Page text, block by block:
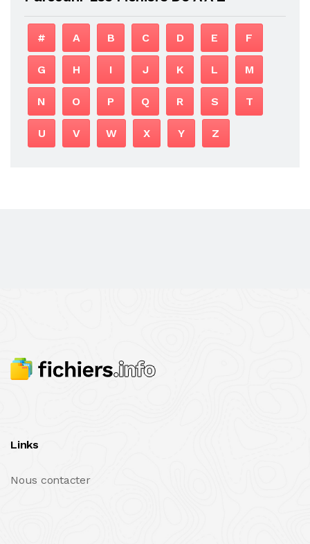
# A B C D E F
G H I J K L M
N O P Q R S T
U V W X Y Z
Links
Nous contacter